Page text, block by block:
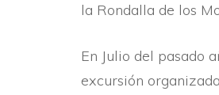
la Rondalla de los
En Julio del pasado
excursión